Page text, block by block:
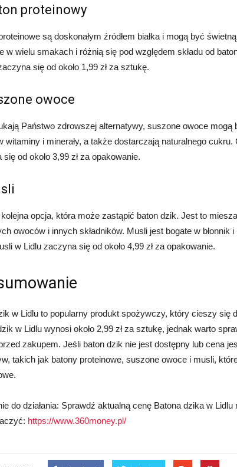
proteinowy
są doskonałym źródłem białka i mogą być
w wielu smakach i różnią się pod względem składu od
się od około 1,99 zł za sztukę.
owoce
Państwo zdrowszej alternatywy, suszone owoce mogą
witaminy i minerały, a także dostarczają naturalnego
od około 3,99 zł za opakowanie.
opcja, która może zastąpić baton dzik. Jest to
owoców i innych składników. Musli jest bogate w błonnik
w Lidlu zaczyna się od około 4,99 zł za opakowanie.
w Lidlu to popularny produkt spożywczy, który cieszy się
w Lidlu wynosi około 2,99 zł za sztukę, jednak warto
zakupem. Jeśli baton dzik nie jest dostępny lub cena
takich jak batony proteinowe, suszone owoce i musli,
do działania: Sprawdź aktualną cenę Batona dzika w
https://www.360money.pl/